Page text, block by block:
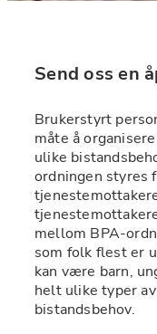
Send oss en
Brukerstyrt
måte å
ulike
ordningen styres
mellom BPA-
som folk flest er
kan være barn,
helt ulike typer
bistandsbehov.